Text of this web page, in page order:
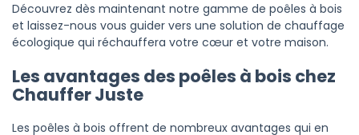
Découvrez dès maintenant notre gamme de poêles à bois
et laissez-nous vous guider vers une solution de chauffage
écologique qui réchauffera votre cœur et votre maison.
Les avantages des poêles à bois chez
Chauffer Juste
Les poêles à bois offrent de nombreux avantages qui en